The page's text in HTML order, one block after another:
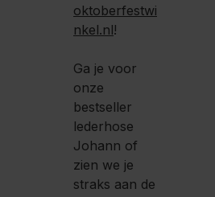
oktoberfestwi
nkel.nl!
Ga je voor
onze
bestseller
lederhose
Johann of
zien we je
straks aan de